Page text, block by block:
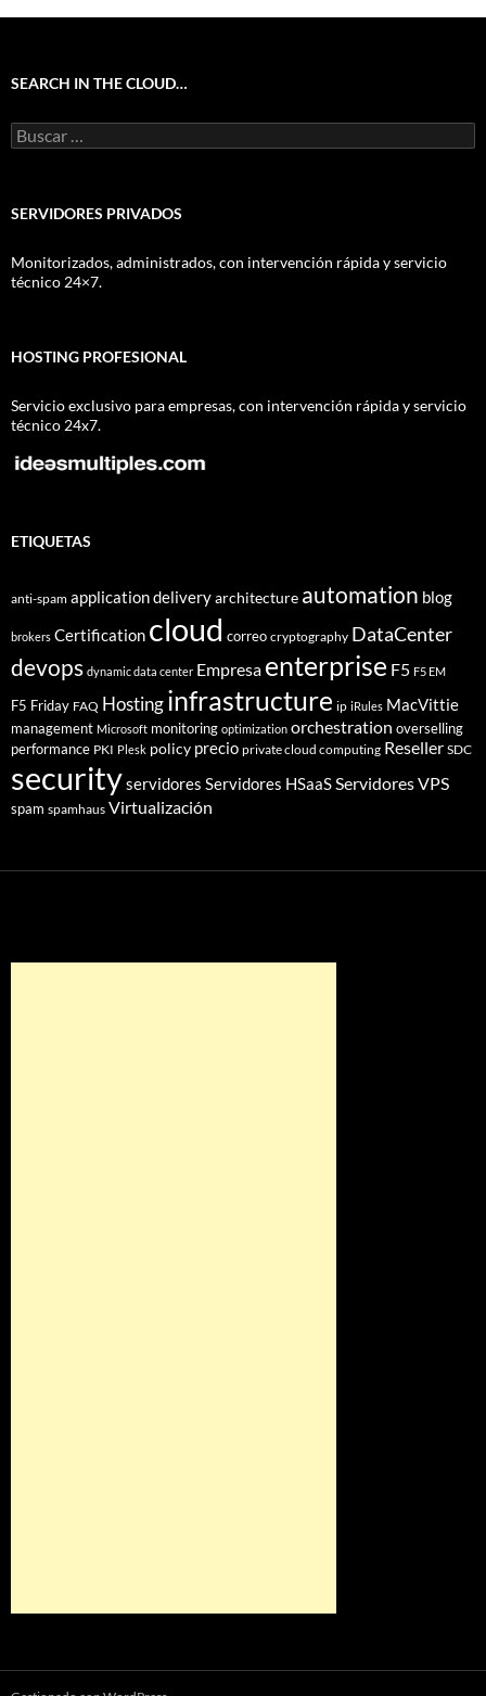
SEARCH IN THE CLOUD…
Buscar:
SERVIDORES PRIVADOS
Monitorizados, administrados, con intervención rápida y servicio
técnico 24×7.
HOSTING PROFESIONAL
Servicio exclusivo para empresas, con intervención rápida y servicio
técnico 24x7.
ETIQUETAS
anti-spam application deliveryarchitecture automation blog
brokers Certification cloud correo cryptography DataCenter
devops dynamic data center Empresa enterprise F5 F5 EM
F5 Friday FAQ Hostinginfrastructure ip iRules MacVittie
management Microsoft monitoring optimization orchestration overselling
performance PKI Plesk policy precio private cloud computing Reseller SDC
securityservidores Servidores HSaaSServidores VPS
spam spamhaus Virtualización